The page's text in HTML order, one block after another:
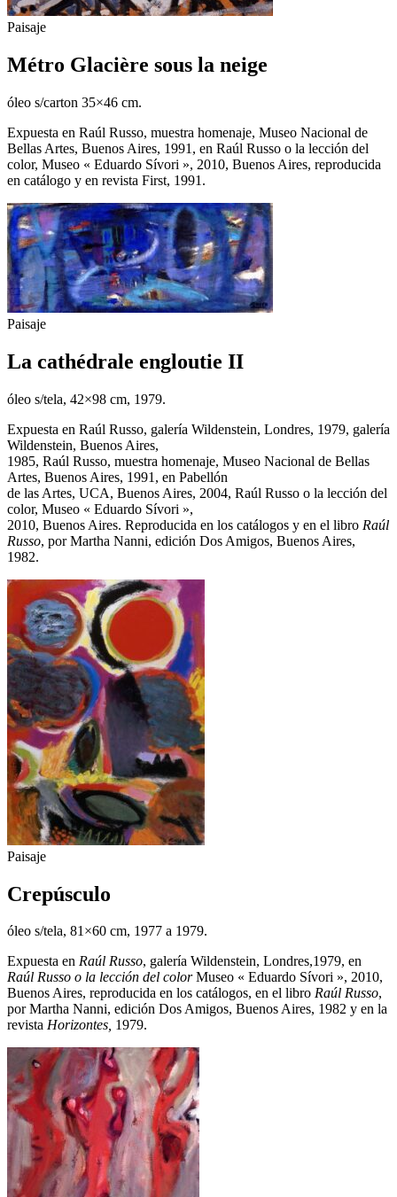
Paisaje
Métro Glacière sous la neige
óleo s/carton 35×46 cm.
Expuesta en Raúl Russo, muestra homenaje, Museo Nacional de
Bellas Artes, Buenos Aires, 1991, en Raúl Russo o la lección del
color, Museo « Eduardo Sívori », 2010, Buenos Aires, reproducida
en catálogo y en revista First, 1991.
Paisaje
La cathédrale engloutie II
óleo s/tela, 42×98 cm, 1979.
Expuesta en Raúl Russo, galería Wildenstein, Londres, 1979, galería
Wildenstein, Buenos Aires,
1985, Raúl Russo, muestra homenaje, Museo Nacional de Bellas
Artes, Buenos Aires, 1991, en Pabellón
de las Artes, UCA, Buenos Aires, 2004, Raúl Russo o la lección del
color, Museo « Eduardo Sívori »,
2010, Buenos Aires. Reproducida en los catálogos y en el libro Raúl
Russo, por Martha Nanni, edición Dos Amigos, Buenos Aires,
1982.
Paisaje
Crepúsculo
óleo s/tela, 81×60 cm, 1977 a 1979.
Expuesta en Raúl Russo, galería Wildenstein, Londres,1979, en
Raúl Russo o la lección del colorMuseo « Eduardo Sívori », 2010,
Buenos Aires, reproducida en los catálogos, en el libro Raúl Russo,
por Martha Nanni, edición Dos Amigos, Buenos Aires, 1982 y en la
revista Horizontes, 1979.